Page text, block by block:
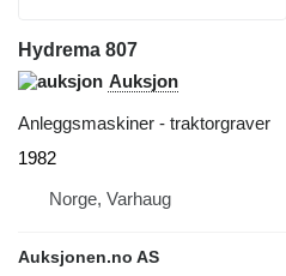
Hydrema 807
Auksjon
Anleggsmaskiner - traktorgraver
1982
Norge, Varhaug
Auksjonen.no AS